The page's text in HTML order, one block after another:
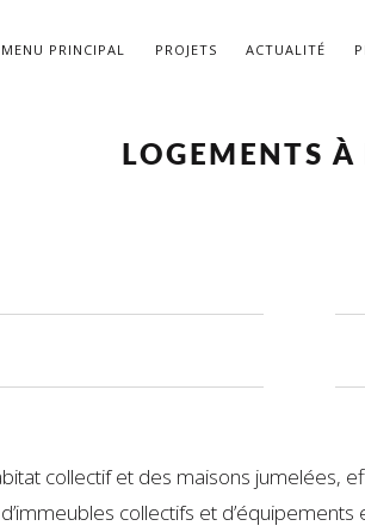
MENU PRINCIPAL PROJETS ACTUALITÉ
LOGEMENTS À
collectif et des maisons jumelées,
collectifs et